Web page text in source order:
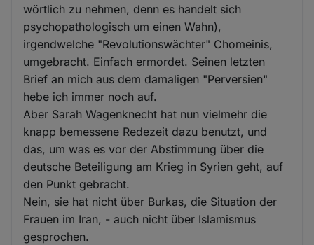
wörtlich zu nehmen, denn es handelt sich
psychopathologisch um einen Wahn),
irgendwelche "Revolutionswächter" Chomeinis,
umgebracht. Einfach ermordet. Seinen letzten
Brief an mich aus dem damaligen "Perversien"
hebe ich immer noch auf.
Aber Sarah Wagenknecht hat nun vielmehr die
knapp bemessene Redezeit dazu benutzt, und
das, um was es vor der Abstimmung über die
deutsche Beteiligung am Krieg in Syrien geht, auf
den Punkt gebracht.
Nein, sie hat nicht über Burkas, die Situation der
Frauen im Iran, - auch nicht über Islamismus
gesprochen.